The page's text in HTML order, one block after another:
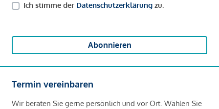
Ich stimme der Datenschutzerklärung zu.
Abonnieren
Termin vereinbaren
Wir beraten Sie gerne persönlich und vor Ort. Wählen Sie